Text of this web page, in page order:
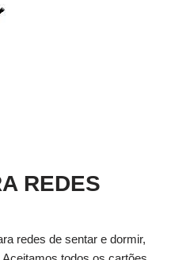
REDES
redes de sentar e dormir,